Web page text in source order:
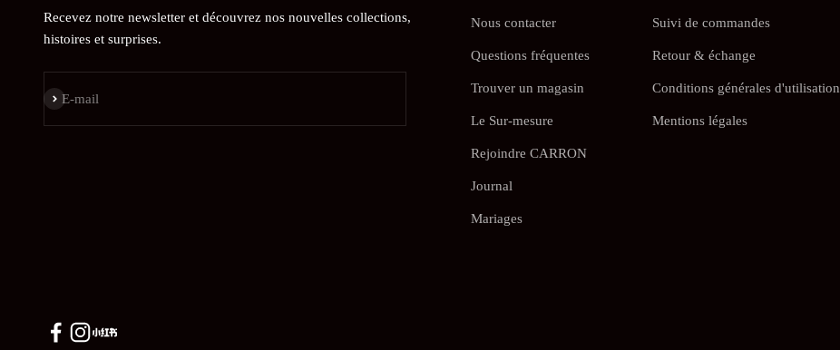
Recevez notre newsletter et découvrez nos nouvelles collections,
histoires et surprises.
E-mail
S'inscrire
Nous contacter
Questions fréquentes
Trouver un magasin
Le Sur-mesure
Rejoindre CARRON
Journal
Mariages
Suivi de commandes
Retour & échange
Conditions générales d'utilisation
Mentions légales